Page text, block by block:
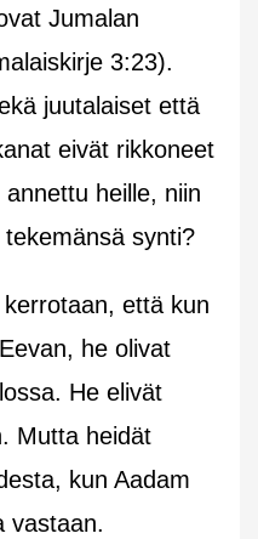
Jumalan
3:23).
juutalaiset että
eivät rikkoneet
heille, niin
synti?
että kun
he olivat
He elivät
Mutta heidät
kun Aadam
vastaan.